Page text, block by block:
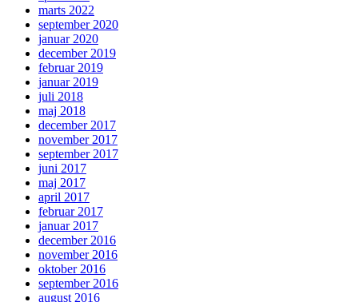
marts 2022
september 2020
januar 2020
december 2019
februar 2019
januar 2019
juli 2018
maj 2018
december 2017
november 2017
september 2017
juni 2017
maj 2017
april 2017
februar 2017
januar 2017
december 2016
november 2016
oktober 2016
september 2016
august 2016